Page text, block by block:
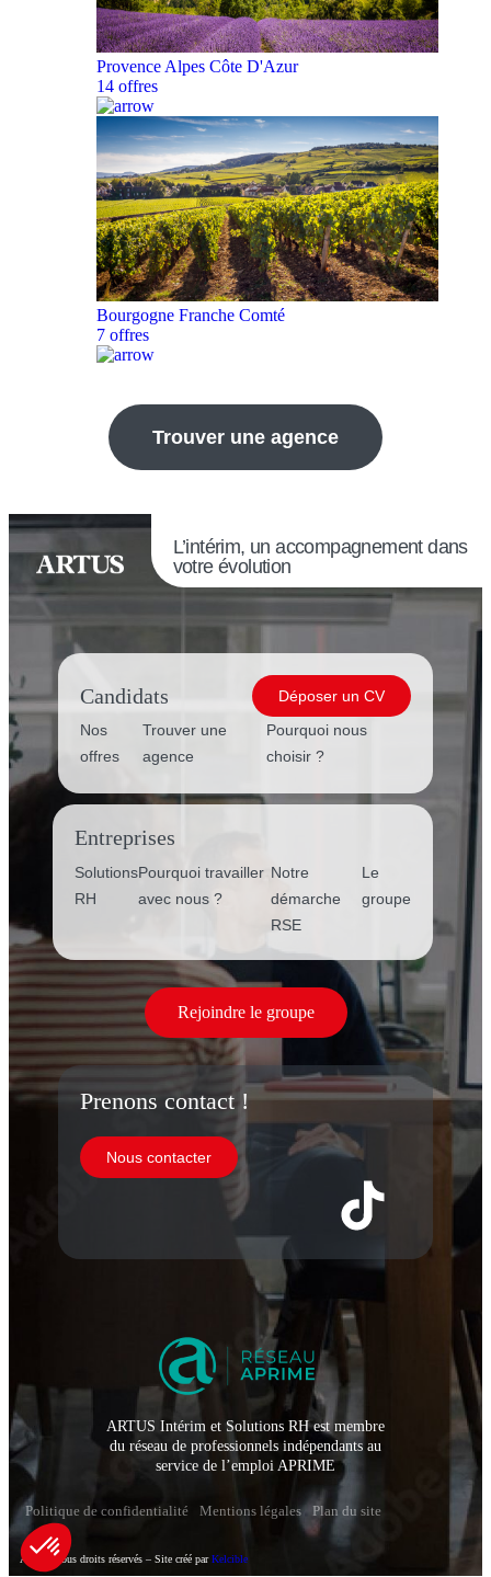
Provence Alpes Côte D'Azur
14 offres
Bourgogne Franche Comté
7 offres
Trouver une agence
L’intérim, un accompagnement dans
votre évolution
Candidats
Déposer un CV
Nos
offres
Trouver une
agence
Pourquoi nous
choisir ?
Entreprises
Solutions
RH
Pourquoi travailler
avec nous ?
Notre
démarche
RSE
Le
groupe
Rejoindre le groupe
Prenons contact !
Nous contacter
ARTUS Intérim et Solutions RH est membre
du réseau de professionnels indépendants au
service de l’emploi APRIME
Politique de confidentialité Mentions légales Plan du site
Artus – Tous droits réservés – Site créé parKelcible